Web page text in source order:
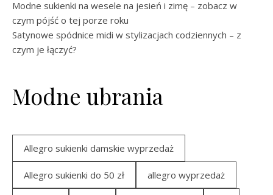
Modne sukienki na wesele na jesień i zimę – zobacz w
czym pójść o tej porze roku
Satynowe spódnice midi w stylizacjach codziennych – z
czym je łączyć?
Modne ubrania
Allegro sukienki damskie wyprzedaż
Allegro sukienki do 50 zł allegro wyprzedaż